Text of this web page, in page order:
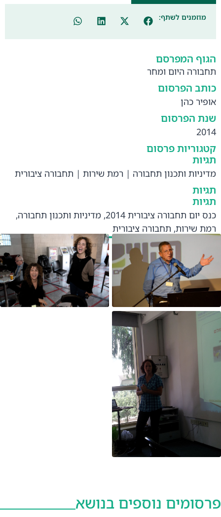
מוזמנים לשתף:
הגוף המפרסם
תחבורה היום ומחר
כותב הפרסום
אופיר כהן
שנת הפרסום
2014
קטגוריות פרסום
תגיות
מדיניות ותכנון תחבורה | רמת שירות | תחבורה ציבורית
תגיות
תגיות
כנס יום תחבורה ציבורית 2014 , מדיניות ותכנון תחבורה,
רמת שירות, תחבורה ציבורית
פרסומים נוספים בנושא